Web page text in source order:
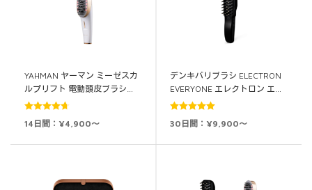
YAHMAN ヤーマン ミーゼスカ
ルプリフト 電動頭皮ブラシ…
5段階中
14日間：¥4,900～
デンキバリブラシ ELECTRON
EVERYONE エレクトロン エ…
5段階中 5.00
30日間：¥9,900～